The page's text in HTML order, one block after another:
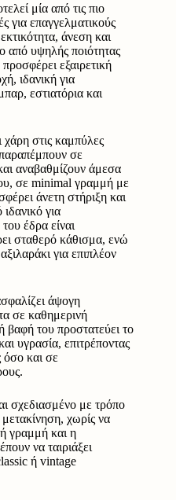
μία από τις πιο
για επαγγελματικούς
άνεση και
από υψηλής ποιότητας
εξαιρετική
ιδανική για
εστιατόρια και
στις καμπύλες
σε
αναβαθμίζουν άμεσα
σε minimal γραμμή με
άνετη στήριξη και
για
έδρα είναι
σταθερό κάθισμα, ενώ
για επιπλέον
άψογη
σε καθημερινή
βαφή του προστατεύει το
υγρασία, επιτρέποντας
όσο και σε
σχεδιασμένο με τρόπο
χωρίς να
γραμμή και η
να ταιριάξει
ή vintage